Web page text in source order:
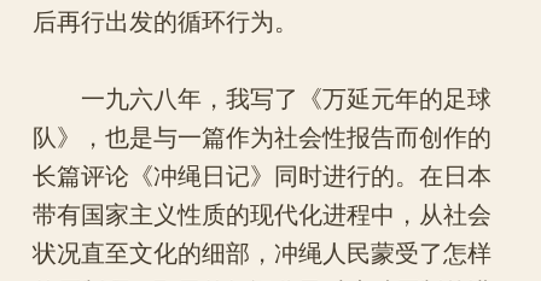
后再行出发的循环行为。
一九六八年，我写了《万延元年的足球
队》，也是与一篇作为社会性报告而创作的
长篇评论《冲绳日记》同时进行的。在日本
带有国家主义性质的现代化进程中，从社会
状况直至文化的细部，冲绳人民蒙受了怎样